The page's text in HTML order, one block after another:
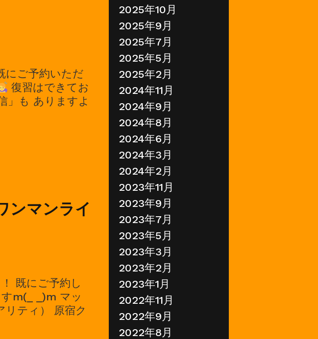
にご予約いただ
復習はできてお
」も ありますよ
マンライ
既にご予約し
m(_ _)m マッ
リティ） 原宿ク
2025年10月
2025年9月
2025年7月
2025年5月
2025年2月
2024年11月
2024年9月
2024年8月
2024年6月
2024年3月
2024年2月
2023年11月
2023年9月
2023年7月
2023年5月
2023年3月
2023年2月
2023年1月
2022年11月
2022年9月
2022年8月